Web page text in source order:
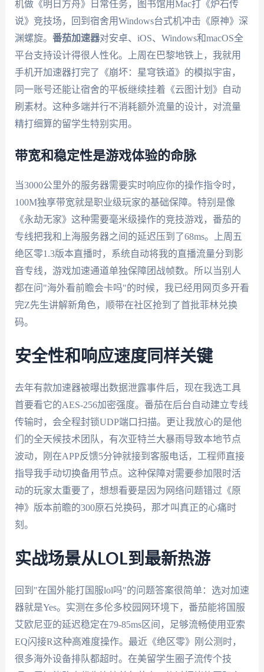
机做《明日方舟》日常任务，图书馆用Mac打《炉石传
说》竞技场，回到宿舍用Windows台式机冲击《原神》深
渊螺旋。 番茄加速器对安卓、iOS、Windows和macOS全
平台支持设计得很人性化。上周在巴黎地铁上，我就用
手机开加速器打完了《崩坏：星穹铁道》的模拟宇宙，
同一账号还能让宿舍的平板继续挂着《云图计划》自动
刷素材。这种多端并行不消耗额外流量的设计，对流量
精打细算的留学生特别实用。
带宽和稳定性是游戏体验的命脉
当3000公里外的服务器需要实时响应你的操作指令时，
100M独享带宽就是职业级玩家的基础保障。特别是像
《永劫无家》这种需要毫米级操作的竞技游戏，番茄的
专线把我和上海服务器之间的延迟压到了68ms。上周五
绝区零1.3版本直播时，系统自动将我的直播流量分到影
音专线，游戏加速通道单独保障团战帧数。所以当别人
都在问"海外看前瞻会卡吗"的时候，我已经用网页多开看
完Z先生讲解新角色，顺带在社区抢到了首批菲林兑换
码。
安全性和响应速度同样关键
去年有款加速器被曝出数据泄露事件后，现在我选工具
首要看它的AES-256加密强度。番茄在后台自动建立专线
传输时，会全程封锁UDP端口扫描。更让我放心的是他
们的全天候技术团队，有次亚特兰大暴雨导致本地节点
波动，刚在APP反馈5分钟就接到客服电话，工程师直接
指导我手动切换备用节点。这种保障对需要参加限时活
动的玩家太重要了，想想看要是因为网络问题错过《原
神》版本前瞻的300原石兑换码，那才叫真正的心痛时
刻。
实战场景从LOL到最新热游
回到"在国外能打国服lol吗"的问题答案很简单：选对加速
器就是Yes。实测在多伦多校园网环境下，番茄能将国服
艾欧尼亚的延迟稳定在79-85ms区间，足够流畅使用亚索
EQ闪接R这种高难度操作。最近《绝区零》刚公测时，
很多海外设备排队都超时。在美留学生圈子流传个技